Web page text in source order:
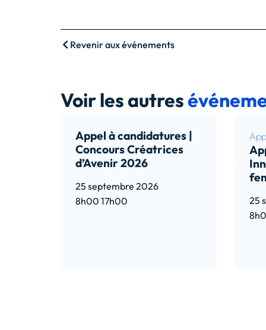
Revenir aux événements
Voir les autres
Appel à candidatures |
Concours Créatrices
d’Avenir 2026
25 septembre 2026
8h00 17h00
25